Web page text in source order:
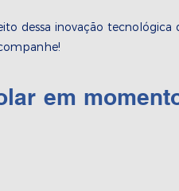
dessa inovação tecnológica
em